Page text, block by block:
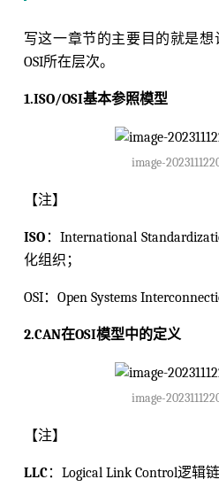
写这一章节的主要目的就是想
OSI所在层次。
1.ISO/OSI基本参照模型
image-
【注】
ISO：International
化组织；
OSI：Open Systems
2.CAN在OSI模型中的定义
image-
【注】
LLC：Logical Link Control逻辑